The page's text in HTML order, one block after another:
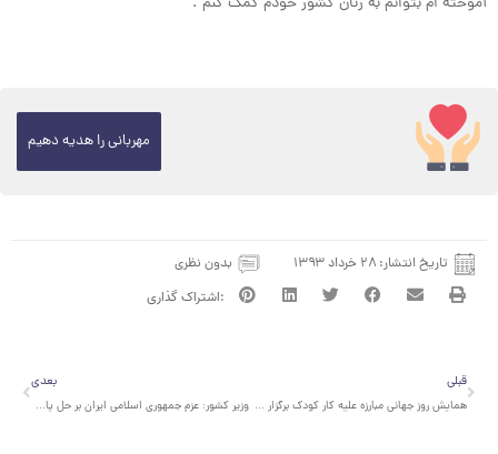
مهربانی را هدیه دهیم
تاریخ انتشار: ۲۸ خرداد ۱۳۹۳ بدون نظری
قبلی
قبلی
همایش روز جهانی مبارزه علیه کار کودک برگزار شد
بعدی
وزیر کشور: عزم جمهوری اسلامی ایران بر حل پایدار مشکلات پناهجویان افغانی است